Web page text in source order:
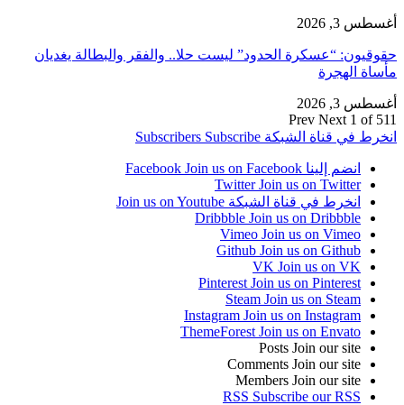
أغسطس 3, 2026
حقوقيون: “عسكرة الحدود” ليست حلا.. والفقر والبطالة يغديان
مأساة الهجرة
أغسطس 3, 2026
Prev Next 1 of 511
انخرط في قناة الشبكة
Subscribers Subscribe
انضم إلينا Facebook Join us on Facebook
Twitter Join us on Twitter
انخرط في قناة الشبكة Join us on Youtube
Dribbble Join us on Dribbble
Vimeo Join us on Vimeo
Github Join us on Github
VK Join us on VK
Pinterest Join us on Pinterest
Steam Join us on Steam
Instagram Join us on Instagram
ThemeForest Join us on Envato
Posts Join our site
Comments Join our site
Members Join our site
RSS Subscribe our RSS